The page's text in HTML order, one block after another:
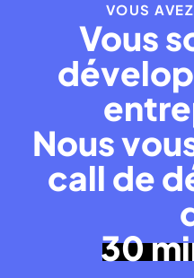
VOUS
Vous
Nous
call de
30